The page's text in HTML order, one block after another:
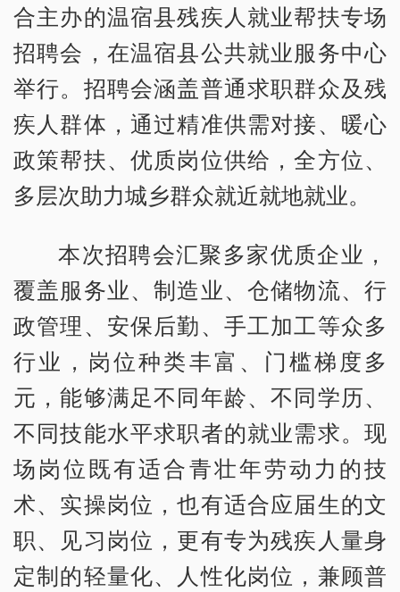
合主办的温宿县残疾人就业帮扶专场
招聘会，在温宿县公共就业服务中心
举行。招聘会涵盖普通求职群众及残
疾人群体，通过精准供需对接、暖心
政策帮扶、优质岗位供给，全方位、
多层次助力城乡群众就近就地就业。
本次招聘会汇聚多家优质企业，
覆盖服务业、制造业、仓储物流、行
政管理、安保后勤、手工加工等众多
行业，岗位种类丰富、门槛梯度多
元，能够满足不同年龄、不同学历、
不同技能水平求职者的就业需求。现
场岗位既有适合青壮年劳动力的技
术、实操岗位，也有适合应届生的文
职、见习岗位，更有专为残疾人量身
定制的轻量化、人性化岗位，兼顾普